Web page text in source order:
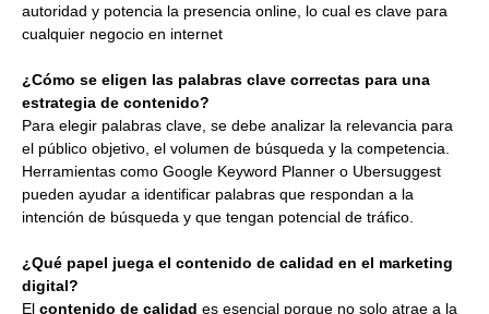
autoridad y potencia la presencia online, lo cual es clave para
cualquier negocio en internet
¿Cómo se eligen las palabras clave correctas para una
estrategia de contenido?
Para elegir palabras clave, se debe analizar la relevancia para
el público objetivo, el volumen de búsqueda y la competencia.
Herramientas como Google Keyword Planner o Ubersuggest
pueden ayudar a identificar palabras que respondan a la
intención de búsqueda y que tengan potencial de tráfico.
¿Qué papel juega el contenido de calidad en el marketing
digital?
El contenido de calidad es esencial porque no solo atrae a la